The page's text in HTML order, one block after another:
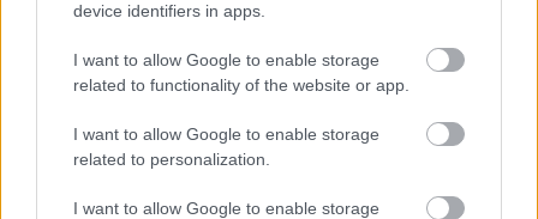
device identifiers in apps.
I want to allow Google to enable storage
related to functionality of the website or app.
I want to allow Google to enable storage
related to personalization.
I want to allow Google to enable storage
Nem az üres, hanem az okosan működő épület